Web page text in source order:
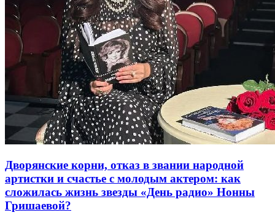
Дворянские корни, отказ в звании народной
артистки и счастье с молодым актером: как
сложилась жизнь звезды «День радио» Нонны
Гришаевой?